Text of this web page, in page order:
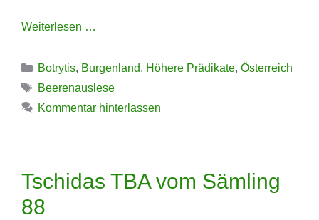
Weiterlesen …
Kategorien
Botrytis, Burgenland, Höhere Prädikate, Österreich
Schlagwörter
Beerenauslese
Kommentar hinterlassen
Tschidas TBA vom Sämling
88